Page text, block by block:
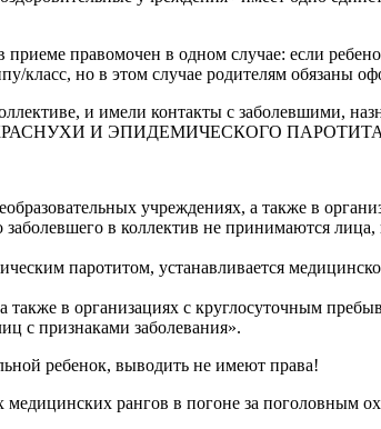
правомочен в одном случае: если
класс, но в этом случае родителям обязаны
и имели контакты с заболевшими,
КРАСНУХИ И ЭПИДЕМИЧЕСКОГО
учреждениях, а также в
в коллектив не принимаются
паротитом, устанавливается
в организациях с круглосуточным
с признаками заболевания».
ребенок, выводить не имеют права!
рангов в погоне за поголовным